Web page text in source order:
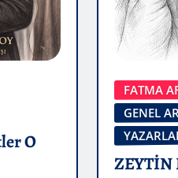
O
FATMA
GENEL
ZEYTİN